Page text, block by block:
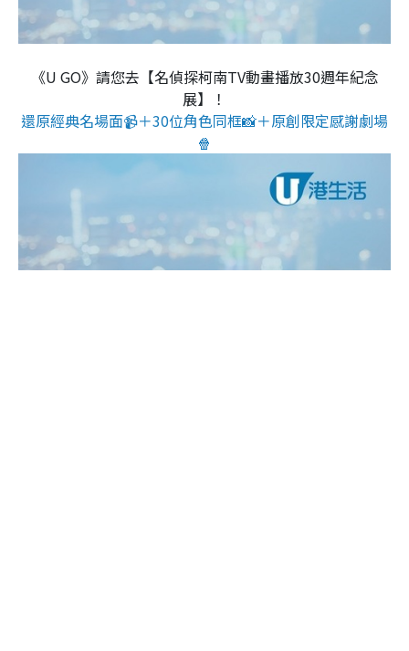
《U GO》請您去【名偵探柯南TV動畫播放30週年紀念
展】！
還原經典名場面📹＋30位角色同框📸＋原創限定感謝劇場
🍿